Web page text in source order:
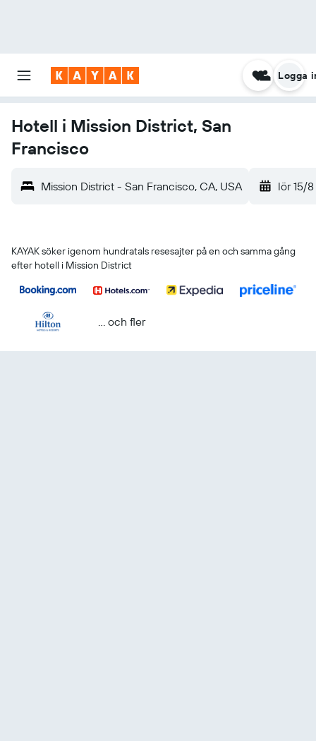
Logga
Hotell i Mission District, San
Francisco
Mission District - San Francisco, CA, USA lör 15/8
KAYAK söker igenom hundratals resesajter på en och samma gång
efter hotell i Mission District
... och fler